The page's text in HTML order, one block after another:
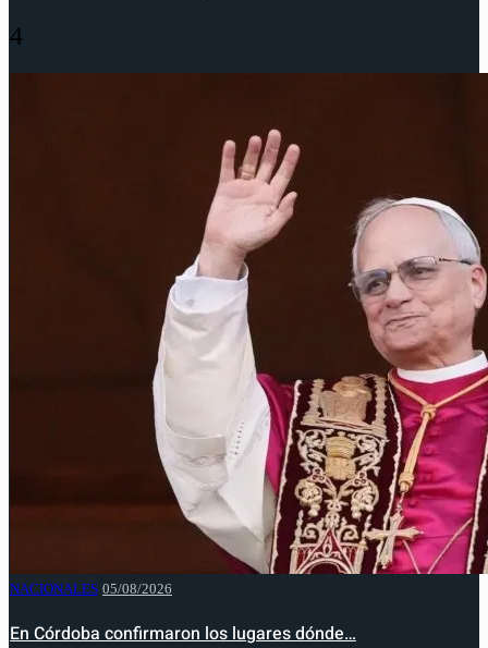
4
NACIONALES 05/08/2026
En Córdoba confirmaron los lugares dónde…